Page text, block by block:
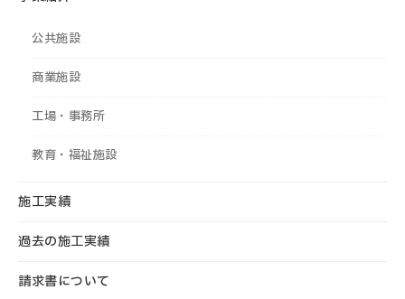
公共施設
商業施設
工場・事務所
教育・福祉施設
施工実績
過去の施工実績
請求書について